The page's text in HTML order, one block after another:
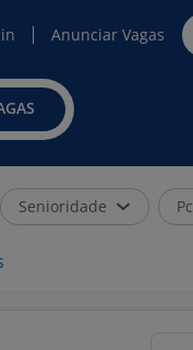
Anunciar Vagas
Senioridade